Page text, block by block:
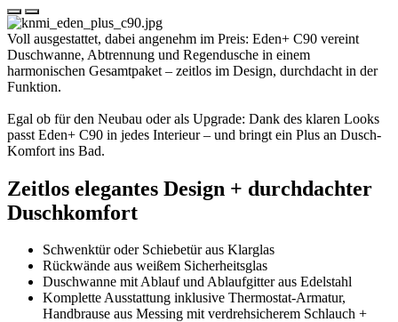
Voll ausgestattet, dabei angenehm im Preis: Eden+ C90 vereint
Duschwanne, Abtrennung und Regendusche in einem
harmonischen Gesamtpaket – zeitlos im Design, durchdacht in der
Funktion.
Egal ob für den Neubau oder als Upgrade: Dank des klaren Looks
passt Eden+ C90 in jedes Interieur – und bringt ein Plus an Dusch-
Komfort ins Bad.
Zeitlos elegantes Design + durchdachter
Duschkomfort
Schwenktür oder Schiebetür aus Klarglas
Rückwände aus weißem Sicherheitsglas
Duschwanne mit Ablauf und Ablaufgitter aus Edelstahl
Komplette Ausstattung inklusive Thermostat-Armatur,
Handbrause aus Messing mit verdrehsicherem Schlauch +